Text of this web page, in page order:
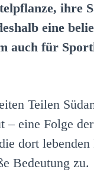
ihre
eine
auch für
Teilen
eine Folge
dort
Bedeutung zu.